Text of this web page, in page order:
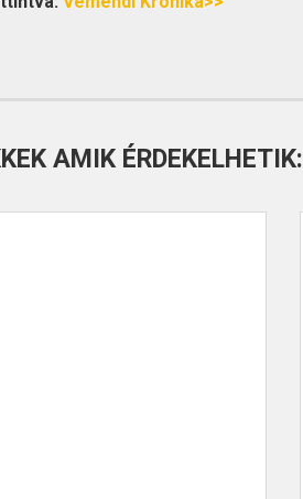
AMIK ÉRDEKELHETIK: